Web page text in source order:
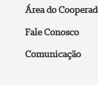
Área do
Fale Conosco
Comunicação